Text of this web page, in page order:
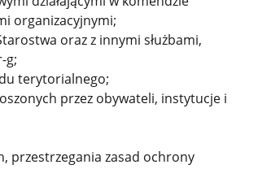
organizacyjnymi;
oraz z innymi służbami,
g;
terytorialnego;
przez obywateli, instytucje i
przestrzegania zasad ochrony